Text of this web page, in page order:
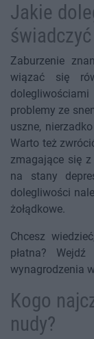
Jakie
Zaburzenie
wiązać się
problemy ze
uszne,
Warto też
zmagające się
na stany
dolegliwości
żołądkowe.
Chcesz
płatna?
wynagrodzenia
Kogo
nudy?